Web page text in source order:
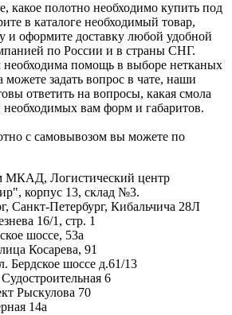
какое полотно необходимо купить под
в каталоге необходимый товар,
и оформите доставку любой удобной
по России и в страны СНГ.
необходима помощь в выборе нетканых
можете задать вопрос в чате, наши
ответить на вопросы, какая смола
необходимых вам форм и габаритов.
с самовывозом вы можете по
МКАД, Логистический центр
корпус 13, склад №3.
Санкт-Петербург, Кибальчича 28Л
16/1, стр. 1
шоссе, 53а
Косарева, 91
Бердское шоссе д.61/13
6
Рыскулова 70
14а